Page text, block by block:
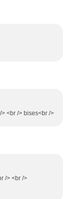
<br /> bises<br />
/> <br />